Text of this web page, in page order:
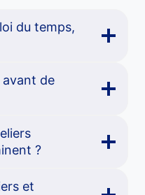
du temps,
avant de
terminent ?
et